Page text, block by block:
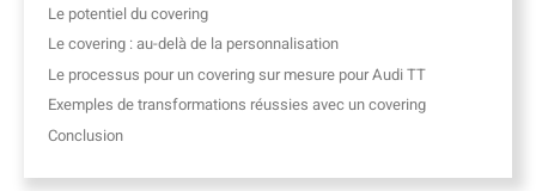
Le potentiel du covering
Le covering : au-delà de la personnalisation
Le processus pour un covering sur mesure pour Audi TT
Exemples de transformations réussies avec un covering
Conclusion